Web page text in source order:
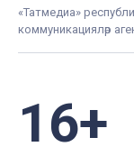
«Татмедиа»
коммуникацияләр
16+